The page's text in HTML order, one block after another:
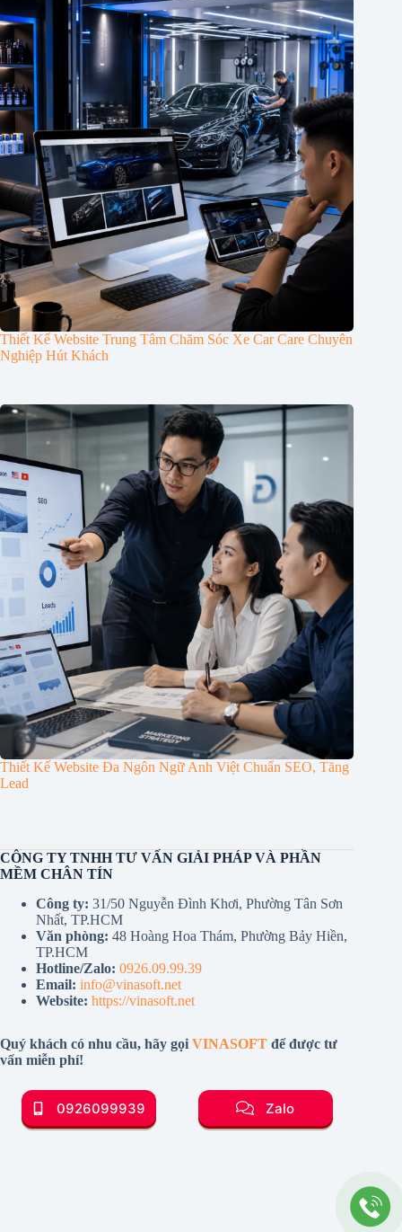
Thiết Kế Website Trung Tâm Chăm Sóc Xe Car Care Chuyên
Nghiệp Hút Khách
Thiết Kế Website Đa Ngôn Ngữ Anh Việt Chuẩn SEO, Tăng
Lead
CÔNG TY TNHH TƯ VẤN GIẢI PHÁP VÀ PHẦN
MỀM CHÂN TÍN
Công ty: 31/50 Nguyễn Đình Khơi, Phường Tân Sơn
Nhất, TP.HCM
Văn phòng: 48 Hoàng Hoa Thám, Phường Bảy Hiền,
TP.HCM
Hotline/Zalo: 0926.09.99.39
Email: info@vinasoft.net
Website: https://vinasoft.net
Quý khách có nhu cầu, hãy gọi VINASOFT để được tư
vấn miễn phí!
0926099939 Zalo